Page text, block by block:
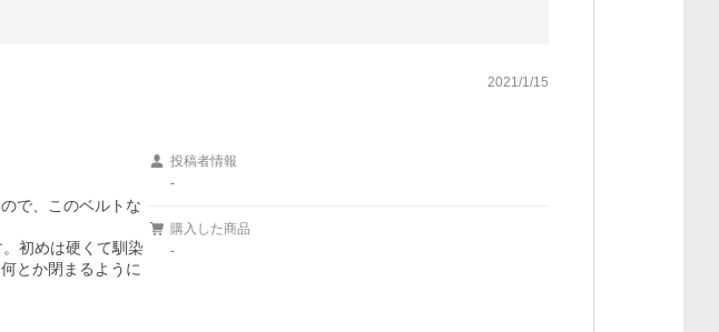
2021/1/15
で、このベルトな
初めは硬くて馴染
とか閉まるように
投稿者情報
-
購入した商品
-